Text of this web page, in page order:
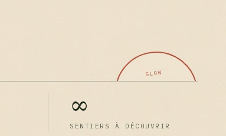
SLOW
Tourisme
∞
SENTIERS À DÉCOUVRIR